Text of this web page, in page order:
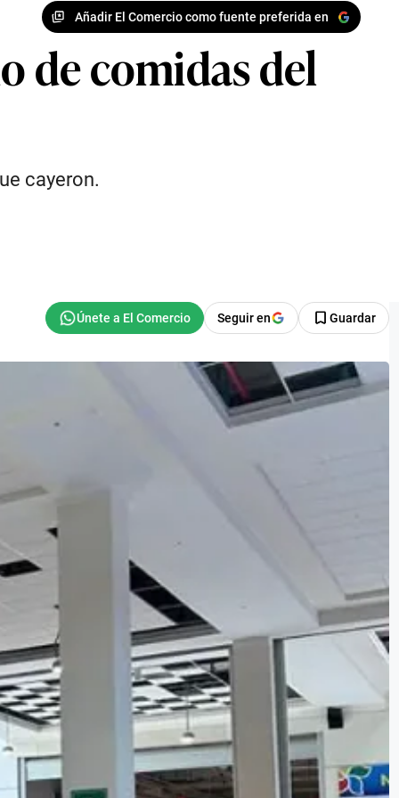
Añadir El Comercio como fuente preferida en
de comidas del
cayeron.
Seguir en Guardar